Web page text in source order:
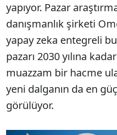
yapıyor. Pazar
danışmanlık şirketi
yapay zeka entegreli
pazarı 2030 yılına
muazzam bir hacme
yeni dalganın da en
görülüyor.